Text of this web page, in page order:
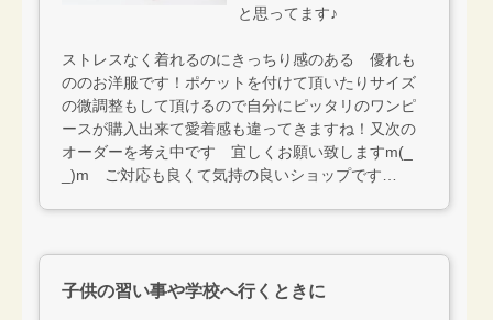
と思ってます♪
ストレスなく着れるのにきっちり感のある 優れも
ののお洋服です！ポケットを付けて頂いたりサイズ
の微調整もして頂けるので自分にピッタリのワンピ
ースが購入出来て愛着感も違ってきますね！又次の
オーダーを考え中です 宜しくお願い致しますm(_
_)m ご対応も良くて気持の良いショップです…
子供の習い事や学校へ行くときに